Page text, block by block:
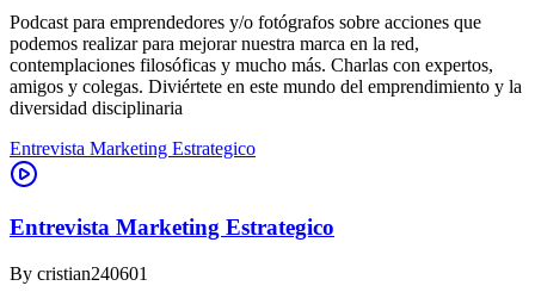
Podcast para emprendedores y/o fotógrafos sobre acciones que
podemos realizar para mejorar nuestra marca en la red,
contemplaciones filosóficas y mucho más. Charlas con expertos,
amigos y colegas. Diviértete en este mundo del emprendimiento y la
diversidad disciplinaria
Entrevista Marketing Estrategico
Entrevista Marketing Estrategico
By cristian240601